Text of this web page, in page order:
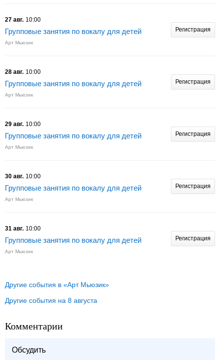
27 авг. 10:00
Групповые занятия по вокалу для детей
Арт Мьюзик
Регистрация
28 авг. 10:00
Групповые занятия по вокалу для детей
Арт Мьюзик
Регистрация
29 авг. 10:00
Групповые занятия по вокалу для детей
Арт Мьюзик
Регистрация
30 авг. 10:00
Групповые занятия по вокалу для детей
Арт Мьюзик
Регистрация
31 авг. 10:00
Групповые занятия по вокалу для детей
Арт Мьюзик
Регистрация
Другие события в «Арт Мьюзик»
Другие события на 8 августа
Комментарии
Обсудить